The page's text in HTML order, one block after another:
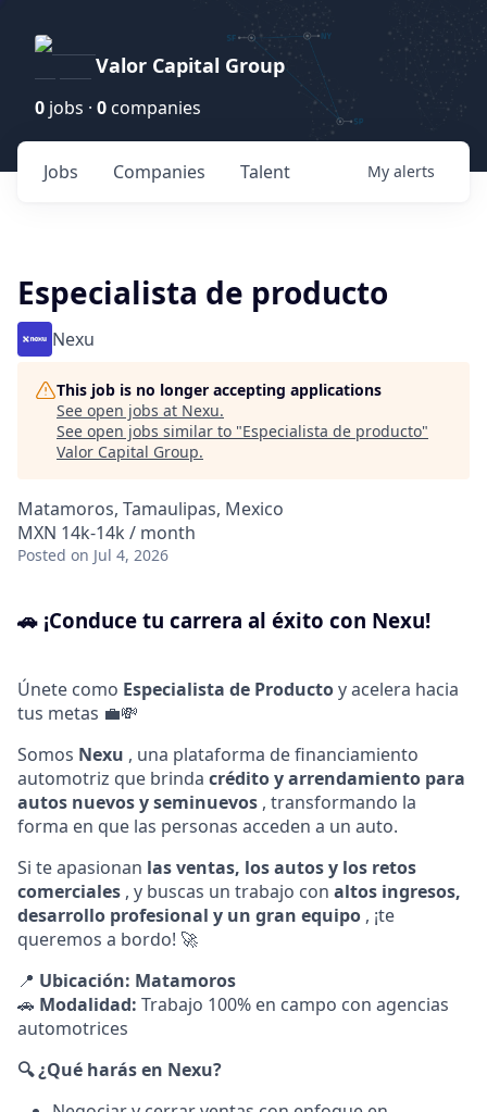
Valor Capital Group
0 jobs · 0 companies
Jobs Companies Talent My alerts
Especialista de producto
Nexu
This job is no longer accepting applications
See open jobs at Nexu.
See open jobs similar to "Especialista de producto"
Valor Capital Group.
Matamoros, Tamaulipas, Mexico
MXN 14k-14k / month
Posted on Jul 4, 2026
🚗 ¡Conduce tu carrera al éxito con Nexu!
Únete como Especialista de Productoy acelera hacia
tus metas 💼💸
Somos Nexu , una plataforma de financiamiento
automotriz que brinda crédito y arrendamiento para
autos nuevos y seminuevos , transformando la
forma en que las personas acceden a un auto.
Si te apasionan las ventas, los autos y los retos
comerciales , y buscas un trabajo con altos ingresos,
desarrollo profesional y un gran equipo , ¡te
queremos a bordo! 🚀
📍 Ubicación: Matamoros
🚗 Modalidad: Trabajo 100% en campo con agencias
automotrices
🔍 ¿Qué harás en Nexu?